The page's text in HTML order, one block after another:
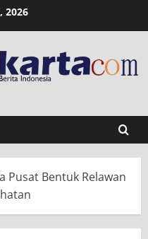
2026
Pusat Bentuk Relawan